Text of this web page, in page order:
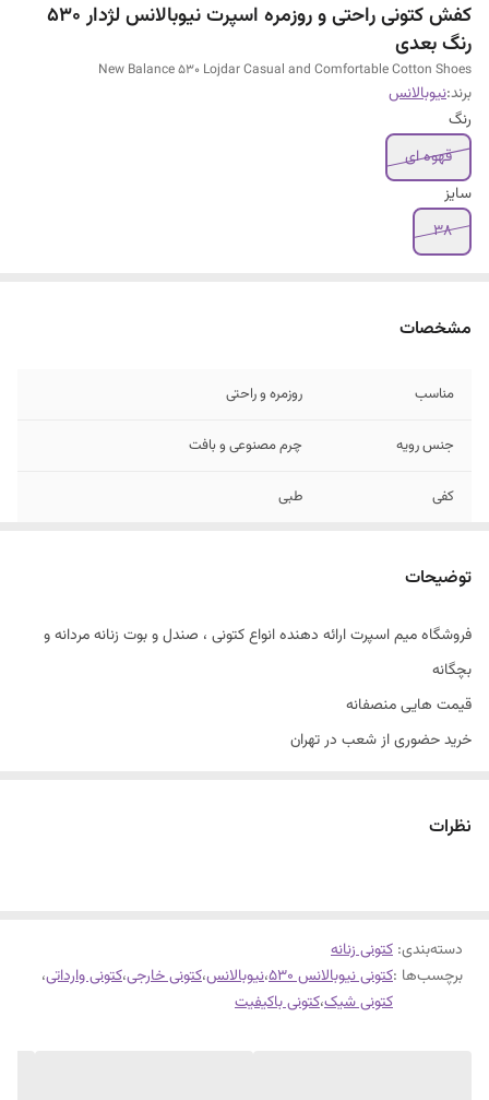
کفش کتونی راحتی و روزمره اسپرت نیوبالانس لژدار ۵۳۰
رنگ بعدی
New Balance 530 Lojdar Casual and Comfortable Cotton Shoes
برند:نیوبالانس
رنگ
قهوه ای
سایز
۳۸
مشخصات
مناسب روزمره و راحتی
جنس رویه چرم مصنوعی و بافت
کفی طبی
توضیحات
فروشگاه میم اسپرت ارائه دهنده انواع کتونی ، صندل و بوت زنانه مردانه و
بچگانه
قیمت هایی منصفانه
خرید حضوری از شعب در تهران
نظرات
دسته‌بندی: کتونی زنانه
برچسب‌ها :کتونی نیوبالانس ۵۳۰ ،نیوبالانس،کتونی خارجی،کتونی وارداتی،
کتونی شیک،کتونی باکیفیت